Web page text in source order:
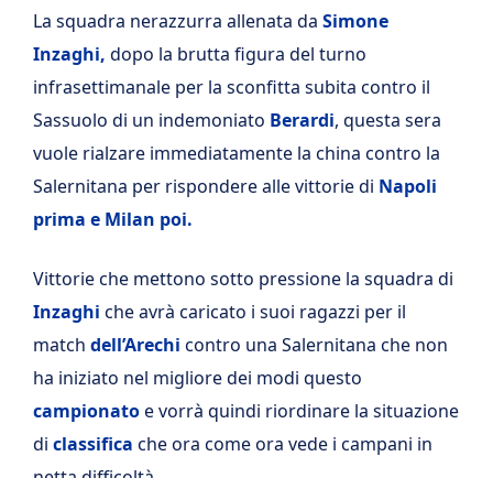
La squadra nerazzurra allenata da Simone
Inzaghi, dopo la brutta figura del turno
infrasettimanale per la sconfitta subita contro il
Sassuolo di un indemoniato Berardi, questa sera
vuole rialzare immediatamente la china contro la
Salernitana per rispondere alle vittorie di Napoli
prima e Milan poi.
Vittorie che mettono sotto pressione la squadra di
Inzaghi che avrà caricato i suoi ragazzi per il
match dell’Arechi contro una Salernitana che non
ha iniziato nel migliore dei modi questo
campionatoe vorrà quindi riordinare la situazione
di classifica che ora come ora vede i campani in